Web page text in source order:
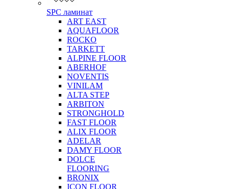
SPC ламинат
ART EAST
AQUAFLOOR
ROCKO
TARKETT
ALPINE FLOOR
ABERHOF
NOVENTIS
VINILAM
ALTA STEP
ARBITON
STRONGHOLD
FAST FLOOR
ALIX FLOOR
ADELAR
DAMY FLOOR
DOLCE
FLOORING
BRONIX
ICON FLOOR